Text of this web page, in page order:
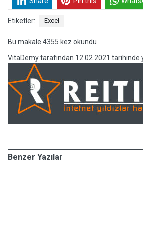
Etiketler: Excel
Bu makale 4355 kez okundu
VitaDemytarafından 12.02.2021 tarihinde
Benzer Yazılar